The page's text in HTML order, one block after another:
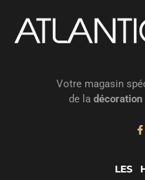
Votre magasin
de la décoration
LES